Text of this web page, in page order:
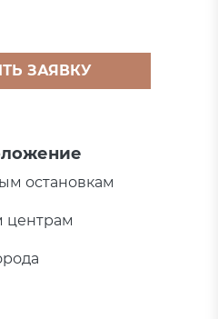
ЗАЯВКУ
остановкам
центрам